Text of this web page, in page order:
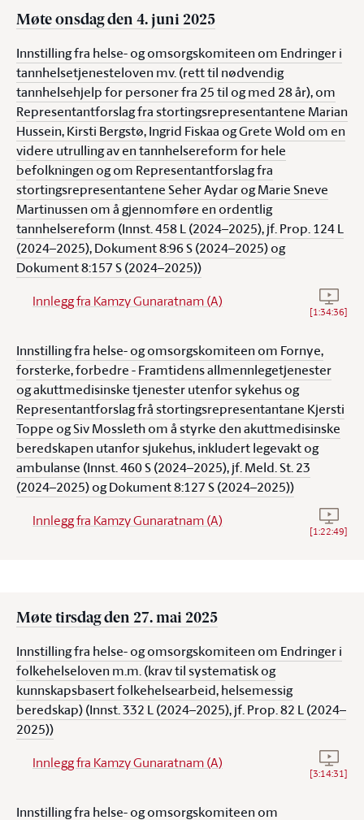
Møte onsdag den 4. juni 2025
Innstilling fra helse- og omsorgskomiteen om Endringer i
tannhelsetjenesteloven mv. (rett til nødvendig
tannhelsehjelp for personer fra 25 til og med 28 år), om
Representantforslag fra stortingsrepresentantene Marian
Hussein, Kirsti Bergstø, Ingrid Fiskaa og Grete Wold om en
videre utrulling av en tannhelsereform for hele
befolkningen og om Representantforslag fra
stortingsrepresentantene Seher Aydar og Marie Sneve
Martinussen om å gjennomføre en ordentlig
tannhelsereform (Innst. 458 L (2024–2025), jf. Prop. 124 L
(2024–2025), Dokument 8:96 S (2024–2025) og
Dokument 8:157 S (2024–2025))
Innlegg fra Kamzy Gunaratnam (A) Se
[1:34:36]
Innstilling fra helse- og omsorgskomiteen om Fornye,
forsterke, forbedre - Framtidens allmennlegetjenester
og akuttmedisinske tjenester utenfor sykehus og
Representantforslag frå stortingsrepresentantane Kjersti
Toppe og Siv Mossleth om å styrke den akuttmedisinske
beredskapen utanfor sjukehus, inkludert legevakt og
ambulanse (Innst. 460 S (2024–2025), jf. Meld. St. 23
(2024–2025) og Dokument 8:127 S (2024–2025))
Innlegg fra Kamzy Gunaratnam (A) Se
[1:22:49]
Møte tirsdag den 27. mai 2025
Innstilling fra helse- og omsorgskomiteen om Endringer i
folkehelseloven m.m. (krav til systematisk og
kunnskapsbasert folkehelsearbeid, helsemessig
beredskap) (Innst. 332 L (2024–2025), jf. Prop. 82 L (2024–
2025))
Innlegg fra Kamzy Gunaratnam (A) Se
[3:14:31]
Innstilling fra helse- og omsorgskomiteen om